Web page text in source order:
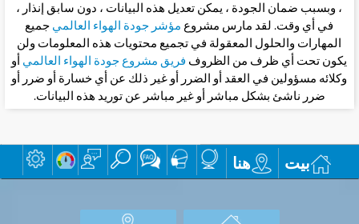
، وبسبب ضمان الجودة ، يمكن تعديل هذه البيانات ، دون سابق إنذار ،
في أي وقت. لقد مارس مشروعمؤشر جودة الهواء العالميجميع
المهارات والحلول المعقولة في تجميع محتويات هذه المعلومات ولن
يكون تحت أي ظرف من الظروففريق مشروع جودة الهواء العالميأو
وكلائه مسؤولين في العقد أو الضرر أو غير ذلك عن أي خسارة أو ضرر أو
ضرر ناشئ بشكل مباشر أو غير مباشر عن توريد هذه البيانات.
بيت هنا